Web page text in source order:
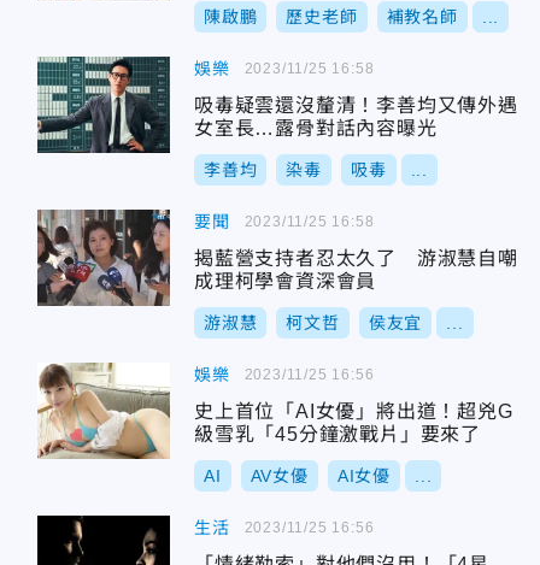
陳啟鵬 歷史老師 補教名師
娛樂
吸毒疑雲還沒釐清！李善均又傳外遇
女室長…露骨對話內容曝光
李善均 染毒 吸毒
2023/11/25 16:58
要聞
揭藍營支持者忍太久了 游淑慧自嘲
成理柯學會資深會員
游淑慧 柯文哲 侯友宜
2023/11/25 16:58
娛樂
史上首位「AI女優」將出道！超兇G
級雪乳「45分鐘激戰片」要來了
AI AV女優 AI女優
2023/11/25 16:56
生活 2023/11/25 16:56